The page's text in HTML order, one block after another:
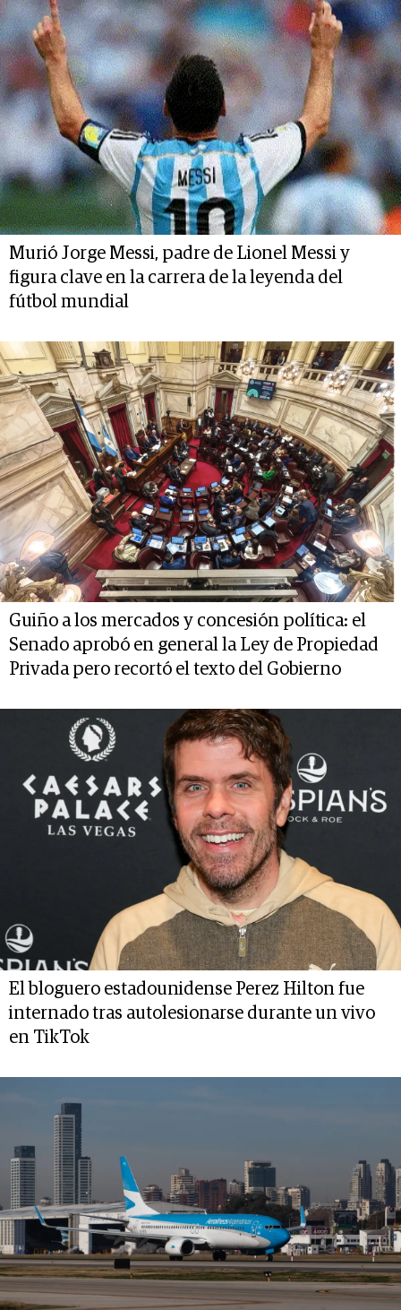
Murió Jorge Messi, padre de Lionel Messi y
figura clave en la carrera de la leyenda del
fútbol mundial
Guiño a los mercados y concesión política: el
Senado aprobó en general la Ley de Propiedad
Privada pero recortó el texto del Gobierno
El bloguero estadounidense Perez Hilton fue
internado tras autolesionarse durante un vivo
en TikTok